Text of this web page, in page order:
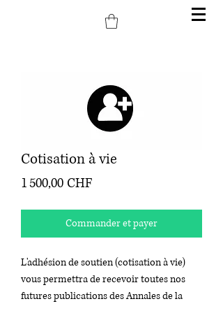
Cotisation à vie
1 500,00 CHF
Commander et payer
L'adhésion de soutien (cotisation à vie)
vous permettra de recevoir toutes nos
futures publications desAnnales de la